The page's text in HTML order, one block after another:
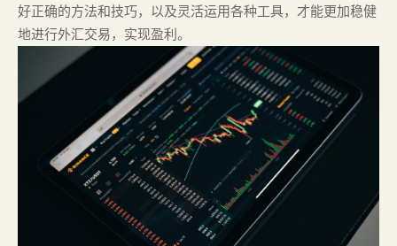
好正确的方法和技巧，以及灵活运用各种工具，才能更加稳健
地进行外汇交易，实现盈利。